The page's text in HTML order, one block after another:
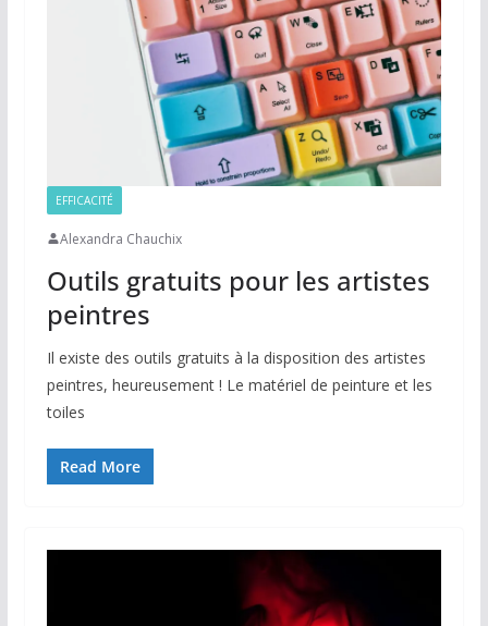
EFFICACITÉ
Alexandra Chauchix
Outils gratuits pour les artistes
peintres
Il existe des outils gratuits à la disposition des artistes
peintres, heureusement ! Le matériel de peinture et les
toiles
Read More